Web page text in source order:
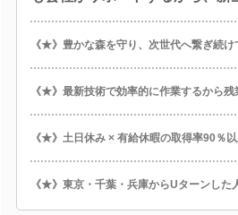
《★》豊かな森を守り、次世代へ繋ぎ続け
《★》最新技術で効率的に作業するから
《★》土日休み × 有給休暇の取得率90％以
《★》東京・千葉・兵庫からUターンした